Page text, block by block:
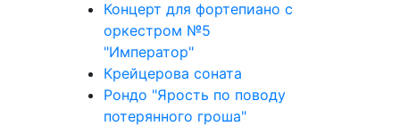
Концерт для фортепиано с
оркестром №5
"Император"
Крейцерова соната
Рондо "Ярость по поводу
потерянного гроша"